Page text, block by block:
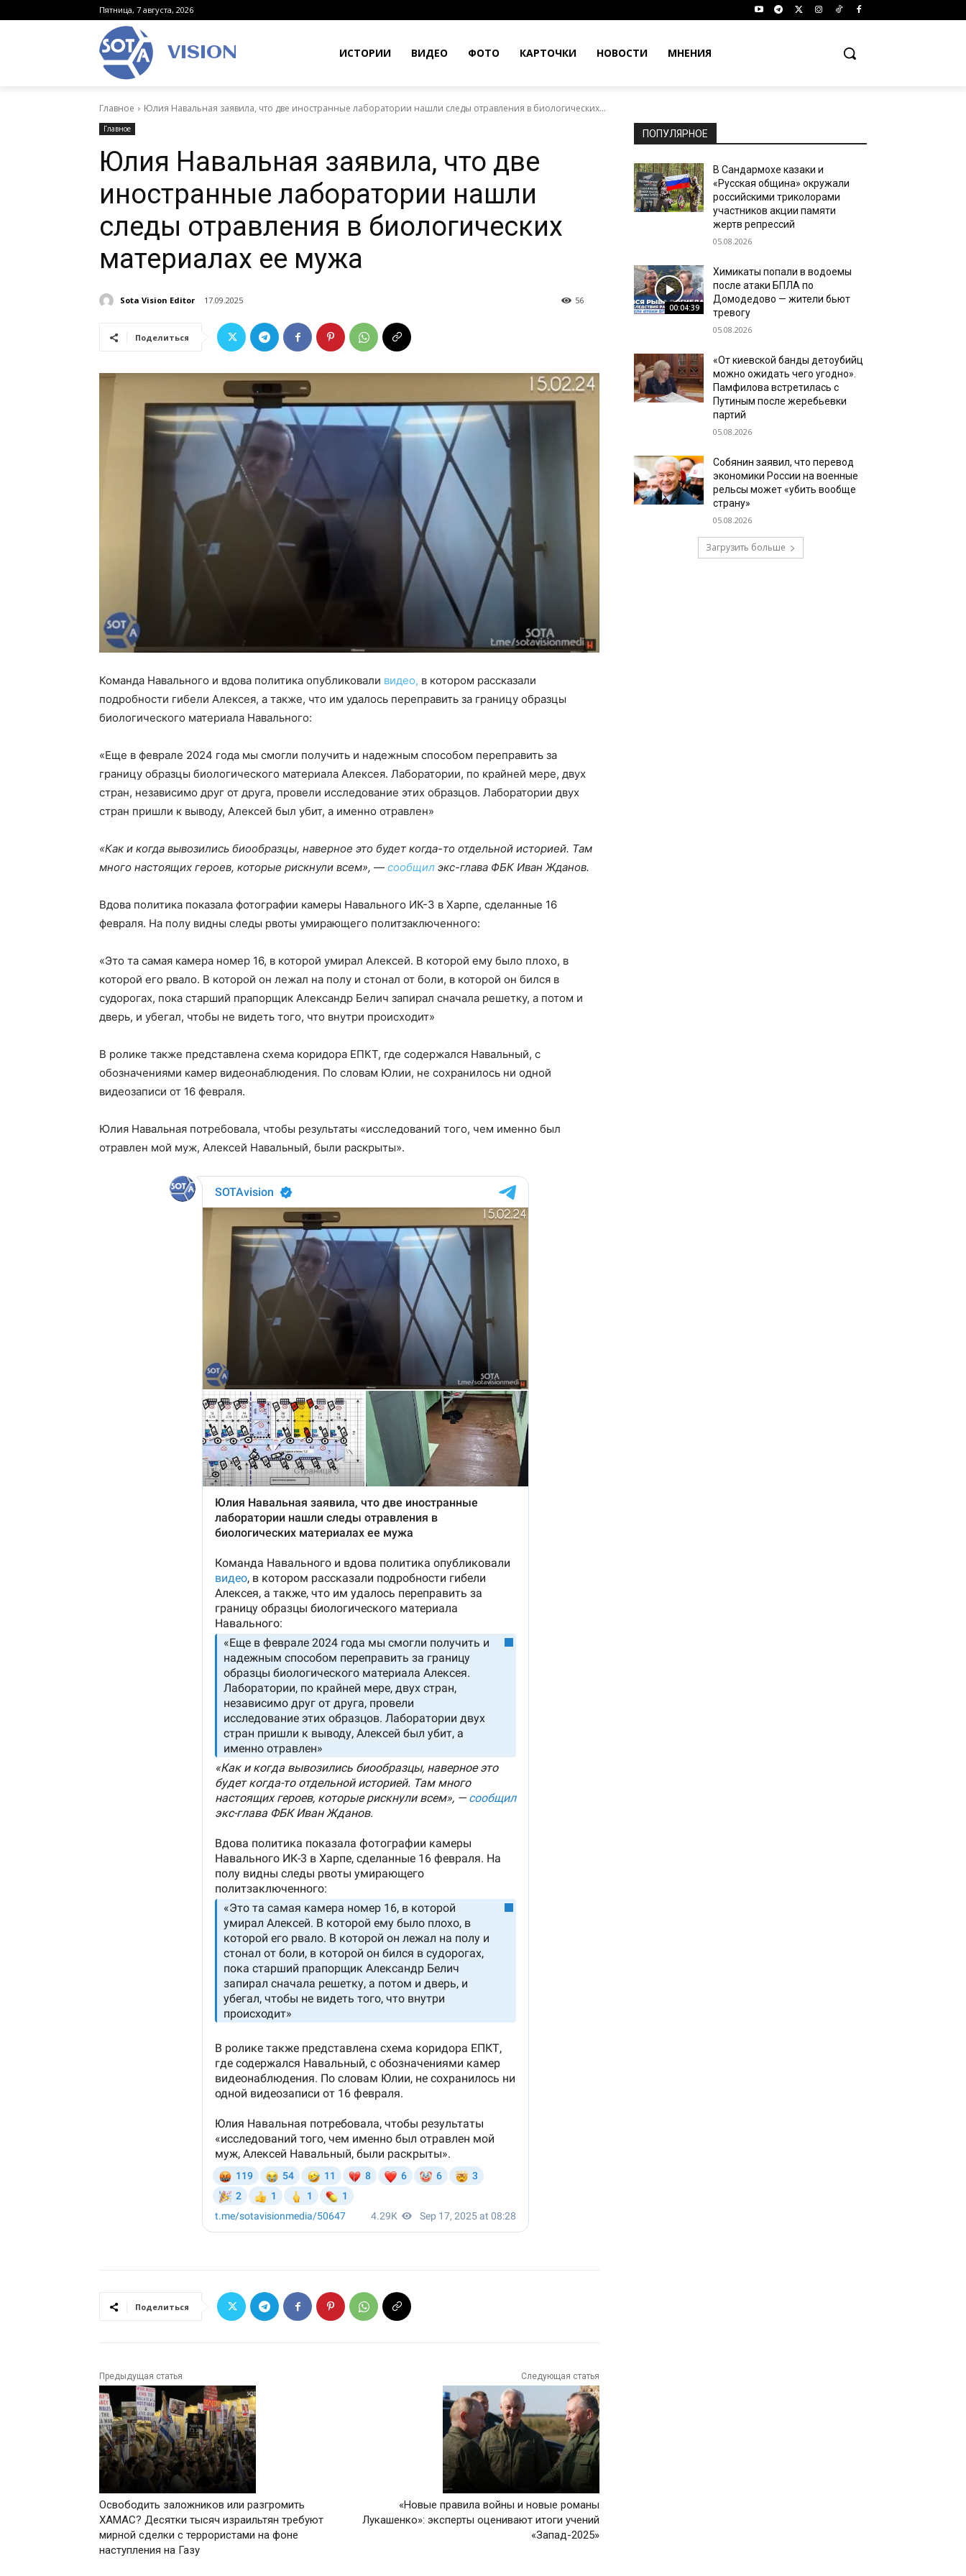
Пятница, 7 августа, 2026
VISION ИСТОРИИ ВИДЕО ФОТО КАРТОЧКИ НОВОСТИ МНЕНИЯ
Главное Юлия Навальная заявила, что две иностранные лаборатории нашли следы отравления в биологических...
Главное
Юлия Навальная заявила, что две
иностранные лаборатории нашли
следы отравления в биологических
материалах ее мужа
Sota Vision Editor 17.09.2025 56
Поделиться
Команда Навального и вдова политика опубликовали видео, в котором рассказали
подробности гибели Алексея, а также, что им удалось переправить за границу образцы
биологического материала Навального:
«Еще в феврале 2024 года мы смогли получить и надежным способом переправить за
границу образцы биологического материала Алексея. Лаборатории, по крайней мере, двух
стран, независимо друг от друга, провели исследование этих образцов. Лаборатории двух
стран пришли к выводу, Алексей был убит, а именно отравлен»
«Как и когда вывозились биообразцы, наверное это будет когда-то отдельной историей. Там
много настоящих героев, которые рискнули всем», — сообщил экс-глава ФБК Иван Жданов.
Вдова политика показала фотографии камеры Навального ИК-3 в Харпе, сделанные 16
февраля. На полу видны следы рвоты умирающего политзаключенного:
«Это та самая камера номер 16, в которой умирал Алексей. В которой ему было плохо, в
которой его рвало. В которой он лежал на полу и стонал от боли, в которой он бился в
судорогах, пока старший прапорщик Александр Белич запирал сначала решетку, а потом и
дверь, и убегал, чтобы не видеть того, что внутри происходит»
В ролике также представлена схема коридора ЕПКТ, где содержался Навальный, с
обозначениями камер видеонаблюдения. По словам Юлии, не сохранилось ни одной
видеозаписи от 16 февраля.
Юлия Навальная потребовала, чтобы результаты «исследований того, чем именно был
отравлен мой муж, Алексей Навальный, были раскрыты».
Поделиться
Предыдущая статья
Освободить заложников или разгромить
ХАМАС? Десятки тысяч израильтян требуют
мирной сделки с террористами на фоне
наступления на Газу
Следующая статья
«Новые правила войны и новые романы
Лукашенко»: эксперты оценивают итоги учений
«Запад-2025»
ПОПУЛЯРНОЕ
В Сандармохе казаки и
«Русская община» окружали
российскими триколорами
участников акции памяти
жертв репрессий
05.08.2026
00:04:39
Химикаты попали в водоемы
после атаки БПЛА по
Домодедово — жители бьют
тревогу
05.08.2026
«От киевской банды детоубийц
можно ожидать чего угодно».
Памфилова встретилась с
Путиным после жеребьевки
партий
05.08.2026
Собянин заявил, что перевод
экономики России на военные
рельсы может «убить вообще
страну»
05.08.2026
Загрузить больше